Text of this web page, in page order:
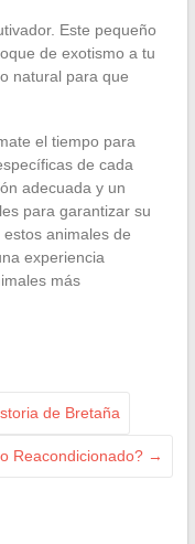
Este pequeño
de exotismo a tu
natural para que
el tiempo para
de cada
adecuada y un
para garantizar su
animales de
experiencia
más
de Bretaña
Reacondicionado? →